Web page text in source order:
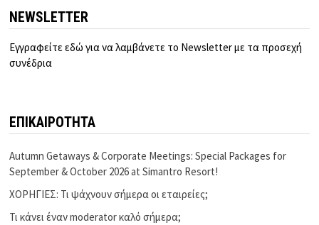
NEWSLETTER
Εγγραφείτε εδώ για να λαμβάνετε το Newsletter με τα προσεχή
συνέδρια
ΕΠΙΚΑΙΡΟΤΗΤΑ
Autumn Getaways & Corporate Meetings: Special Packages for
September & October 2026 at Simantro Resort!
ΧΟΡΗΓΙΕΣ: Τι ψάχνουν σήμερα οι εταιρείες;
Τι κάνει έναν moderator καλό σήμερα;